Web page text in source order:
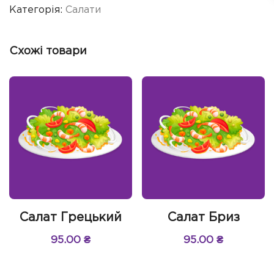
Категорія: Салати
Схожі товари
Салат Грецький
95.00 ₴
Салат Бриз
95.00₴